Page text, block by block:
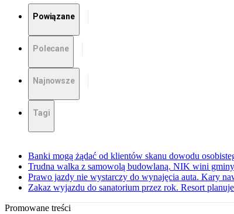
Powiązane
Polecane
Najnowsze
Tagi
Banki mogą żądać od klientów skanu dowodu
Trudna walka z samowolą budowlaną. NIK wini
Prawo jazdy nie wystarczy do wynajęcia auta. Kary
Zakaz wyjazdu do sanatorium przez rok. Resort
Promowane treści